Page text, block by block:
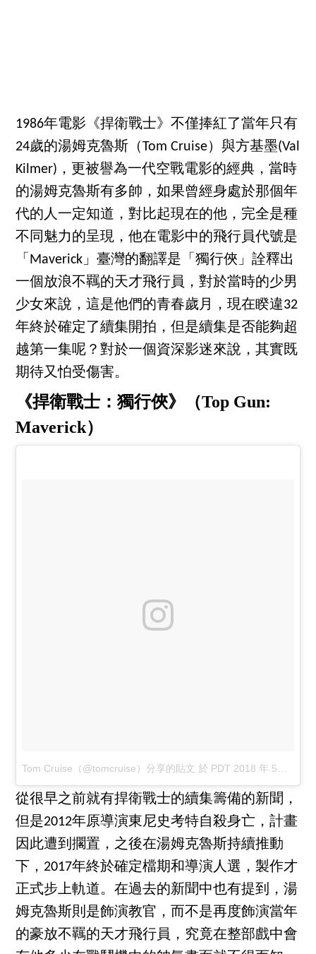
1986年電影《捍衛戰士》不僅捧紅了當年只有
24歲的湯姆克魯斯（Tom Cruise）與方基墨(Val
Kilmer)，更被譽為一代空戰電影的經典，當時
的湯姆克魯斯有多帥，如果曾經身處於那個年
代的人一定知道，對比起現在的他，完全是種
不同魅力的呈現，他在電影中的飛行員代號是
「Maverick」臺灣的翻譯是「獨行俠」詮釋出
一個放浪不羈的天才飛行員，對於當時的少男
少女來說，這是他們的青春歲月，現在睽違32
年終於確定了續集開拍，但是續集是否能夠超
越第一集呢？對於一個資深影迷來說，其實既
期待又怕受傷害。
《捍衛戰士：獨行俠》（Top Gun:
Maverick）
Tom Cruise（@tomcruise）分享的貼文 於 PDT 2018 年 5月 月 30 日 下午 10:40
從很早之前就有捍衛戰士的續集籌備的新聞，
但是2012年原導演東尼史考特自殺身亡，計畫
因此遭到擱置，之後在湯姆克魯斯持續推動
下，2017年終於確定檔期和導演人選，製作才
正式步上軌道。在過去的新聞中也有提到，湯
姆克魯斯則是飾演教官，而不是再度飾演當年
的豪放不羈的天才飛行員，究竟在整部戲中會